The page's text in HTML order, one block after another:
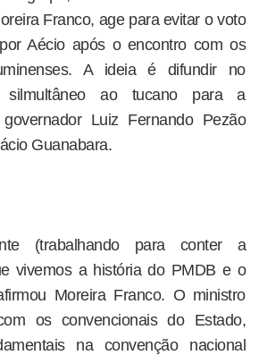
Franco, age para evitar o voto
Aécio após o encontro com os
A ideia é difundir no
ao tucano para a
Luiz Fernando Pezão
Guanabara.
(trabalhando para conter a
vivemos a história do PMDB e o
Moreira Franco. O ministro
os convencionais do Estado,
na convenção nacional